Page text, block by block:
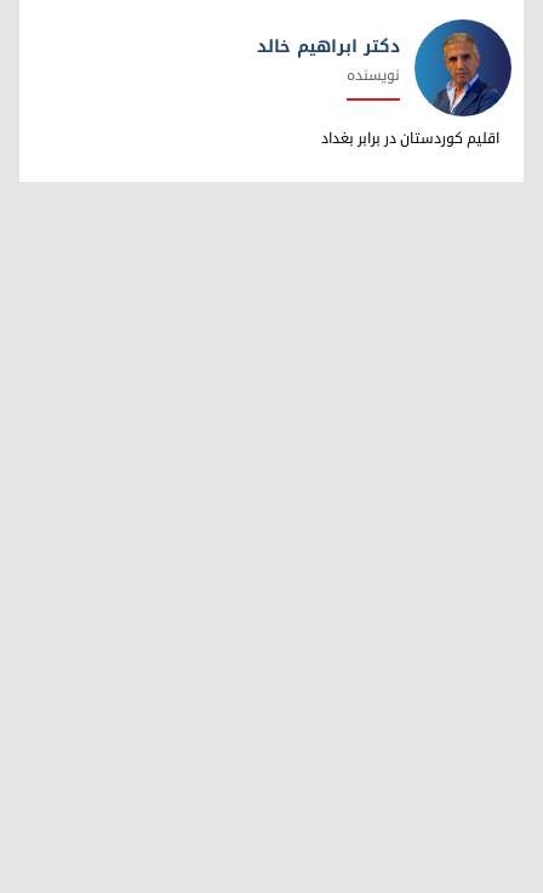
دکتر ابراهیم خالد
دکتر ابراهیم خالد
نویسنده
اقلیم کوردستان در برابر بغداد